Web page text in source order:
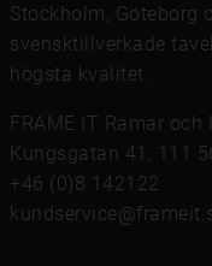
Stockholm, Göteborg
svensktillverkade
högsta kvalitet.
FRAME IT Ramar och
Kungsgatan 41, 111
+46 (0)8 142122